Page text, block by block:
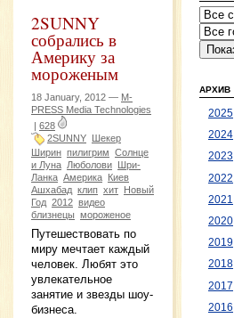
2SUNNY
собрались в
Америку за
мороженым
18 January, 2012 — M-
PRESS Media Technologies
| 628
2SUNNY Шекер
Ширин пилигрим Солнце
и Луна Люболови Шри-
Ланка Америка Киев
Ашхабад клип хит Новый
Год 2012 видео
близнецы мороженое
Путешествовать по
миру мечтает каждый
человек. Любят это
увлекательное
занятие и звезды шоу-
бизнеса.
АРХИВ
2025
2024
2023
2022
2021
2020
2019
2018
2017
2016